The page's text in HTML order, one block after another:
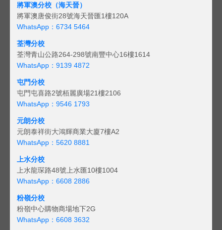
將軍澳分校（海天晉）
將軍澳唐俊街28號海天晉匯1樓120A
WhatsApp：6734 5464
荃灣分校
荃灣青山公路264-298號南豐中心16樓1614
WhatsApp：9139 4872
屯門分校
屯門屯喜路2號栢麗廣場21樓2106
WhatsApp：9546 1793
元朗分校
元朗泰祥街大鴻輝商業大廈7樓A2
WhatsApp：5620 8881
上水分校
上水龍琛路48號上水匯10樓1004
WhatsApp：6608 2886
粉嶺分校
粉嶺中心購物商場地下2G
WhatsApp：6608 3632